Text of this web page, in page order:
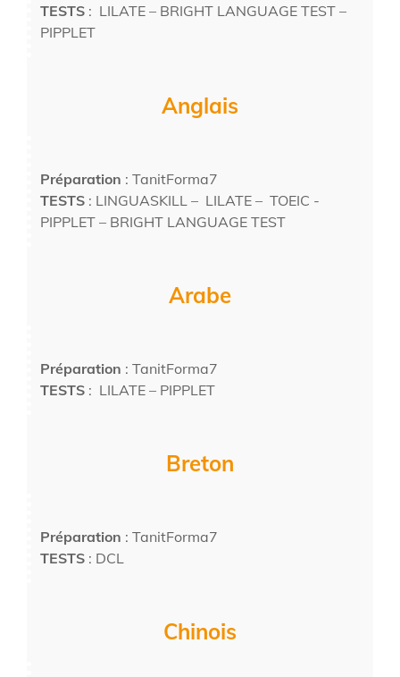
TESTS : LILATE – BRIGHT LANGUAGE TEST –
PIPPLET
Anglais
Préparation : TanitForma7
TESTS : LINGUASKILL – LILATE – TOEIC -
PIPPLET – BRIGHT LANGUAGE TEST
Arabe
Préparation : TanitForma7
TESTS : LILATE – PIPPLET
Breton
Préparation : TanitForma7
TESTS : DCL
Chinois